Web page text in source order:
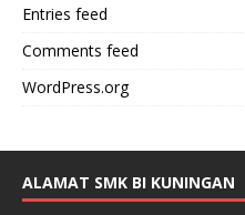
Entries feed
Comments feed
WordPress.org
ALAMAT SMK BI KUNINGAN